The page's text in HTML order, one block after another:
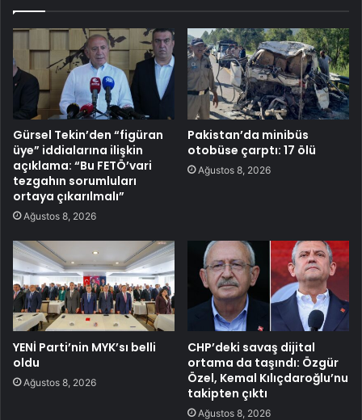
Gürsel Tekin’den “figüran
üye” iddialarına ilişkin
açıklama: “Bu FETÖ’vari
tezgahın sorumluları
ortaya çıkarılmalı”
Ağustos 8, 2026
Pakistan’da minibüs
otobüse çarptı: 17 ölü
Ağustos 8, 2026
YENİ Parti’nin MYK’sı belli
oldu
Ağustos 8, 2026
CHP’deki savaş dijital
ortama da taşındı: Özgür
Özel, Kemal Kılıçdaroğlu’nu
takipten çıktı
Ağustos 8, 2026